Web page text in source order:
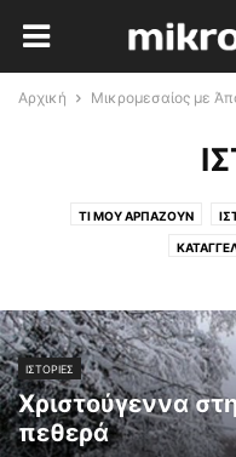
Αρχική Μικρομεσαίος με
ΤΙ ΜΟΥ ΑΡΠΆΖΟΥΝ
ΙΣΤΟΡΊΕΣ
Χριστούγεννα
πεθερά